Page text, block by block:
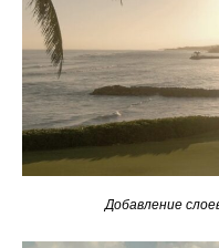
Добавление